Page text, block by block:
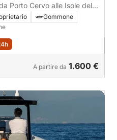
Porto Cervo alle Isole della
Gommone
A partire da 1.600 €